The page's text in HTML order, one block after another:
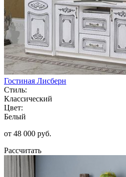
Гостиная Лисберн
Стиль:
Классический
Цвет:
Белый
от 48 000 руб.
Рассчитать